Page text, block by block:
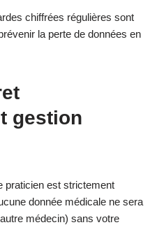
chiffrées régulières sont
la perte de données en
gestion
praticien est strictement
donnée médicale ne sera
médecin) sans votre